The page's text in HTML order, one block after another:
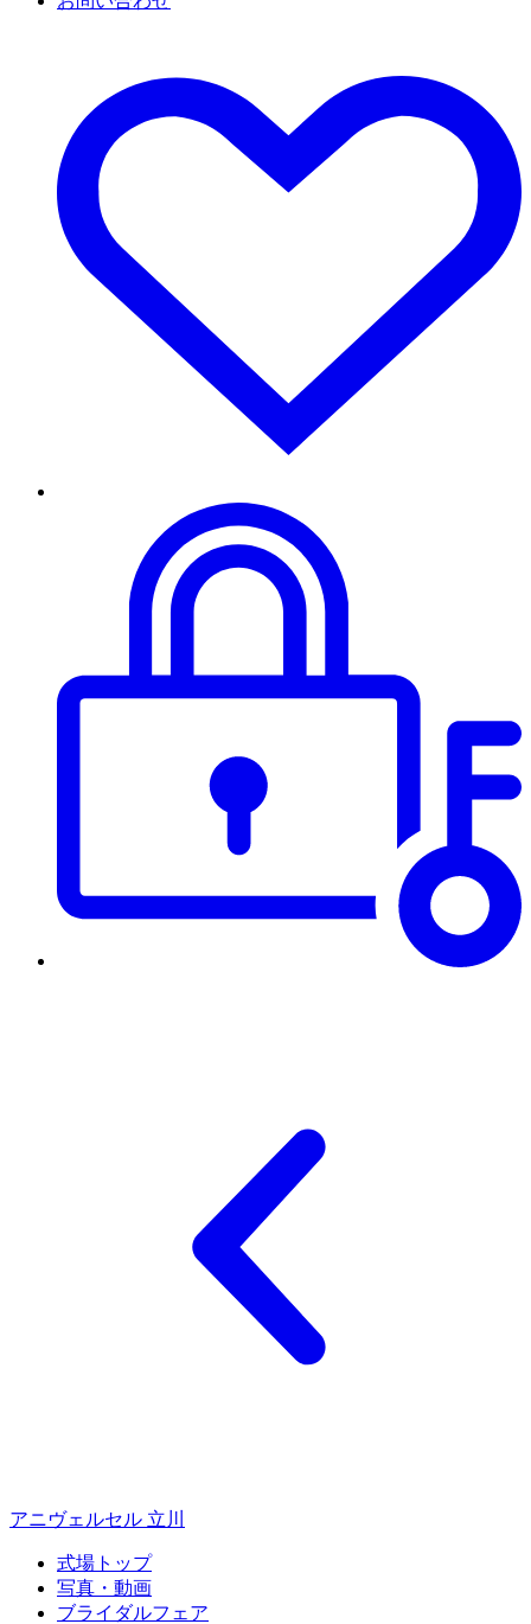
アニヴェルセル 立川
式場トップ
写真・動画
ブライダルフェア